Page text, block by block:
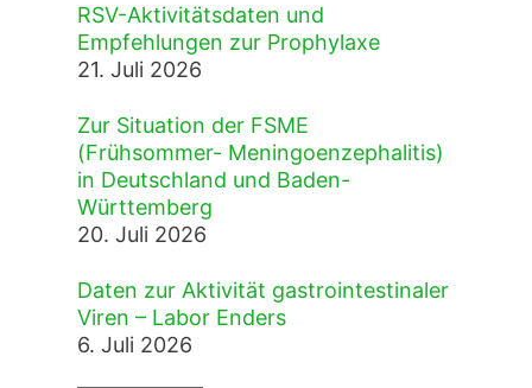
RSV-Aktivitätsdaten und
Empfehlungen zur Prophylaxe
21. Juli 2026
Zur Situation der FSME
(Frühsommer- Meningoenzephalitis)
in Deutschland und Baden-
Württemberg
20. Juli 2026
Daten zur Aktivität gastrointestinaler
Viren – Labor Enders
6. Juli 2026